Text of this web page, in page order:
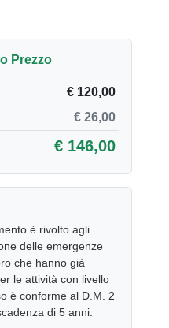
Prezzo
€ 120,00
€ 26,00
€ 146,00
è rivolto agli
delle emergenze
che hanno già
le attività con livello
è conforme al D.M. 2
di 5 anni.